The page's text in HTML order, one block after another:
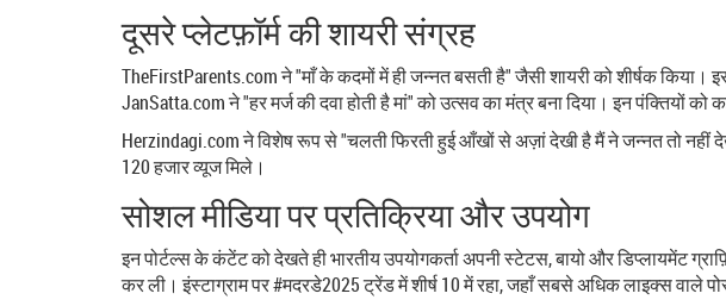
दूसरे प्लेटफ़ॉर्म की शायरी संग्रह
TheFirstParents.comने "माँ के कदमों में ही जन्नत बसती है" जैसी शायरी को शीर्षक
JanSatta.comने "हर मर्ज की दवा होती है मां" को उत्सव का मंत्र बना दिया। इन पंक्तियों
Herzindagi.comने विशेष रूप से "चलती फिरती हुई आँखों से अज़ां देखी है मैं ने जन्नत तो नहीं
120 हजार व्यूज मिले।
सोशल मीडिया पर प्रतिक्रिया और उपयोग
इन पोर्टल्स के कंटेंट को देखते ही भारतीय उपयोगकर्ता अपनी स्टेटस, बायो और डिप्लायमेंट
कर ली। इंस्टाग्राम पर #मदरडे2025 ट्रेंड में शीर्ष 10 में रहा, जहाँ सबसे अधिक लाइक्स वाले